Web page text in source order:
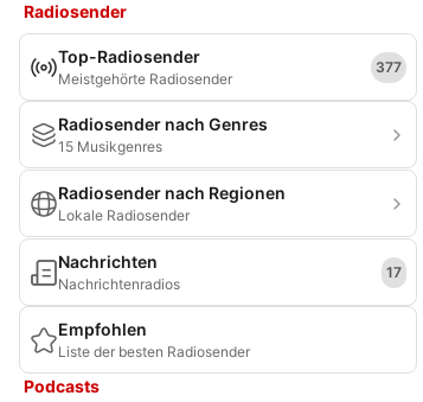
Radiosender
Top-Radiosender
Meistgehörte Radiosender
377
Radiosender nach Genres
15 Musikgenres
Radiosender nach Regionen
Lokale Radiosender
Nachrichten
Nachrichtenradios
17
Empfohlen
Liste der besten Radiosender
Podcasts